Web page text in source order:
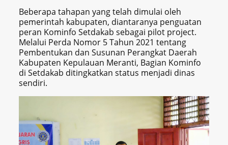
Beberapa tahapan yang telah dimulai oleh
pemerintah kabupaten, diantaranya penguatan
peran Kominfo Setdakab sebagai pilot project.
Melalui Perda Nomor 5 Tahun 2021 tentang
Pembentukan dan Susunan Perangkat Daerah
Kabupaten Kepulauan Meranti, Bagian Kominfo
di Setdakab ditingkatkan status menjadi dinas
sendiri.